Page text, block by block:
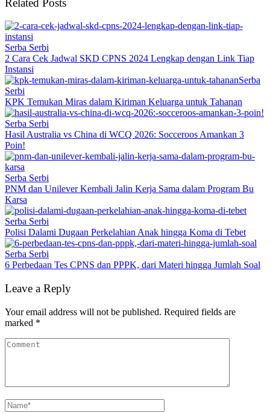
Serba Serbi
2 Cara Cek Jadwal SKD CPNS 2024 Lengkap dengan Link Tiap
Instansi
Serba
Serbi
KPK Temukan Miras dalam Kiriman Keluarga untuk Tahanan
Serba Serbi
Hasil Australia vs China di WCQ 2026: Socceroos Amankan 3
Poin!
Serba Serbi
PNM dan Unilever Kembali Jalin Kerja Sama dalam Program Bu
Karsa
Serba Serbi
Polisi Dalami Dugaan Perkelahian Anak hingga Koma di Tebet
Serba Serbi
6 Perbedaan Tes CPNS dan PPPK, dari Materi hingga Jumlah Soal
Leave a Reply
Your email address will not be published. Required fields are
marked *